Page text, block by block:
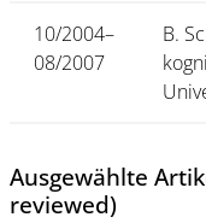
10/2004–
08/2007
B.
Ausgewählte
reviewed)